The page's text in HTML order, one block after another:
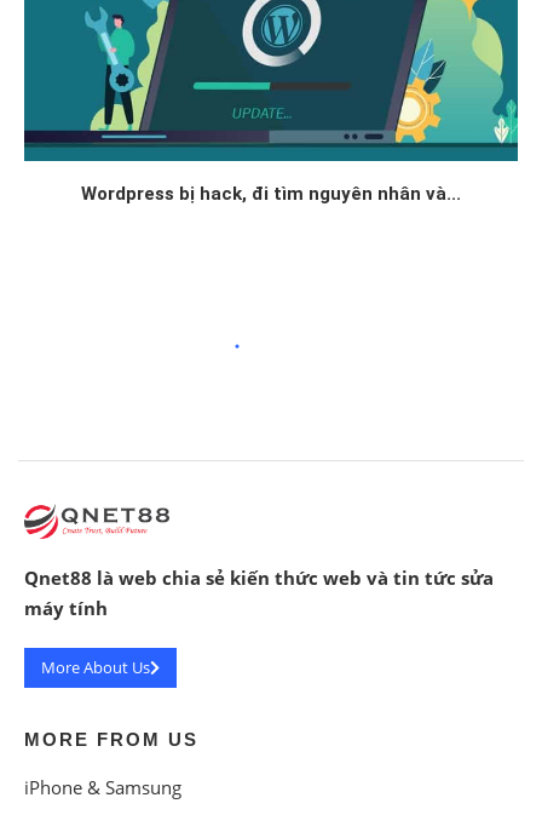
Wordpress bị hack, đi tìm nguyên nhân và...
Qnet88 là web chia sẻ kiến thức web và tin tức sửa
máy tính
More About Us
MORE FROM US
iPhone & Samsung